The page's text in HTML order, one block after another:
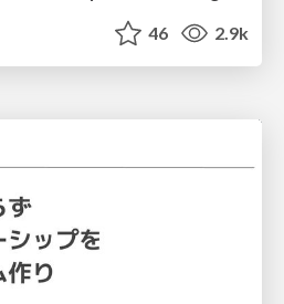
46 2.9k